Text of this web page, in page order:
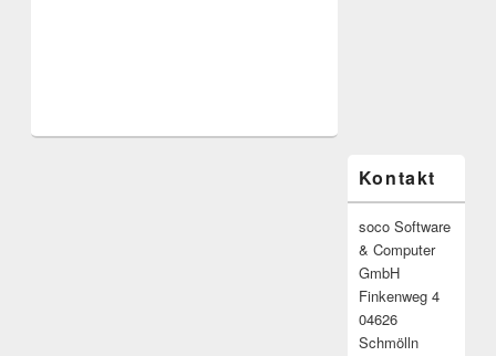
Seitenleisten-
Widgetbereich
Kontakt
soco Software
& Computer
GmbH
Finkenweg 4
04626
Schmölln